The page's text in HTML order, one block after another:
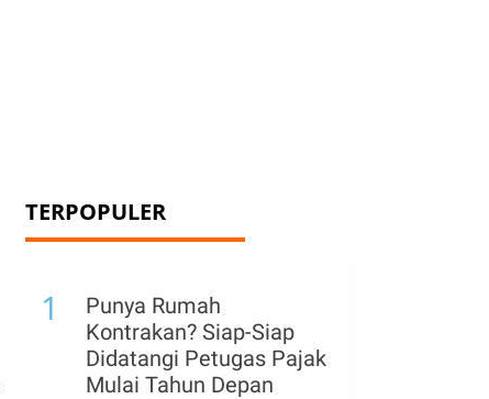
TERPOPULER
1
Punya Rumah
Kontrakan? Siap-Siap
Didatangi Petugas Pajak
Mulai Tahun Depan